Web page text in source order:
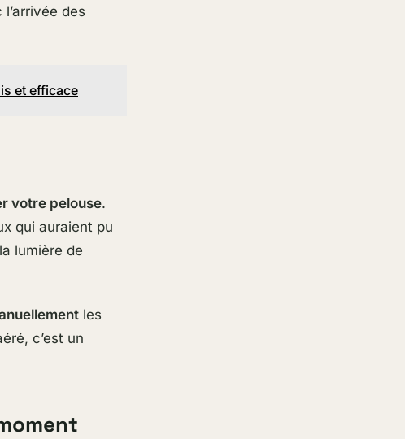
des
et efficace
votre pelouse.
qui auraient pu
lumière de
les
c’est un